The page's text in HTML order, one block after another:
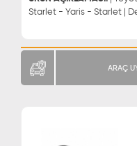
Starlet - Yaris - Starlet |
ARAÇ